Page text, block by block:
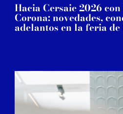
Hacia Cersaie 2026
Corona: novedades,
adelantos en la feria